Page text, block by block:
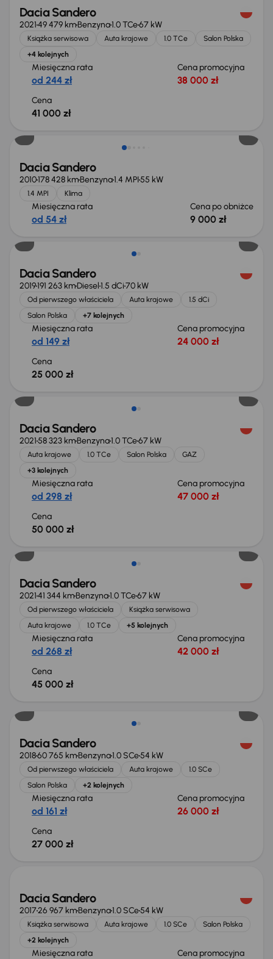
Dacia Sandero
202149 479 kmBenzyna1.0 TCe67 kW
Książka serwisowa Auta krajowe 1.0 TCe
Salon Polska
+4 kolejnych
Miesięczna rata
od 244 zł
Cena promocyjna
38 000 zł
Cena
41 000 zł
Dacia Sandero
2010178 428 kmBenzyna1.4 MPI55 kW
1.4 MPI Klima
Miesięczna rata
od 54 zł
Cena po obniżce
9 000 zł
Dacia Sandero
2019191 263 kmDiesel1.5 dCi70 kW
Od pierwszego właściciela Auta krajowe
1.5 dCi
Salon Polska
+7 kolejnych
Miesięczna rata
od 149 zł
Cena promocyjna
24 000 zł
Cena
25 000 zł
Dacia Sandero
202158 323 kmBenzyna1.0 TCe67 kW
Auta krajowe 1.0 TCe Salon Polska
GAZ
+3 kolejnych
Miesięczna rata
od 298 zł
Cena promocyjna
47 000 zł
Cena
50 000 zł
Dacia Sandero
202141 344 kmBenzyna1.0 TCe67 kW
Od pierwszego właściciela
Książka serwisowa
Auta krajowe
1.0 TCe +5 kolejnych
Miesięczna rata
od 268 zł
Cena promocyjna
42 000 zł
Cena
45 000 zł
Dacia Sandero
201860 765 kmBenzyna1.0 SCe54 kW
Od pierwszego właściciela Auta krajowe
1.0 SCe
Salon Polska
+2 kolejnych
Miesięczna rata
od 161 zł
Cena promocyjna
26 000 zł
Cena
27 000 zł
Dacia Sandero
201726 967 kmBenzyna1.0 SCe54 kW
Książka serwisowa Auta krajowe 1.0 SCe
Salon Polska
+2 kolejnych
Miesięczna rata Cena promocyjna